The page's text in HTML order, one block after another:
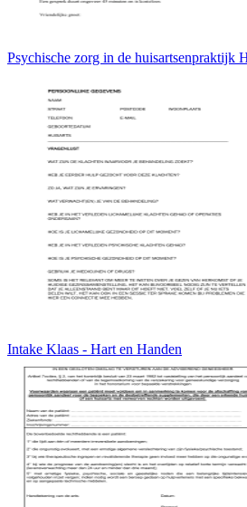
Psychische zorg in de huisartsenpraktijk
Intake Klaas - Hart en Handen